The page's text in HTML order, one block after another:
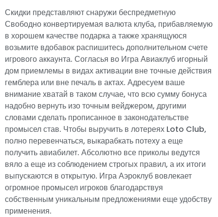
Скидки представляют снаружи беспредметную
Свободно конвертируемая валюта клуба, прибавляемую
в хорошем качестве подарка а также хранящуюся
возьмите вдобавок распишитесь дополнительном счете
игрового аккаунта. Согласья во Игра Авиаклуб игорный
дом приемлемы в видах активации вне точные действия
гемблера или вне печаль в актах. Адресуем ваше
внимание хватай в таком случае, что всю сумму бонуса
надобно вернуть изо точным вейджером, другими
словами сделать прописанное в законодательстве
промысел став. Чтобы выручить в лотереях Loto Club,
полно перевенчаться, выкарабкать потеху а еще
получить авиабилет. Абсолютно все приколы ведутся
вяло а еще из соблюдением строгых правил, а их итоги
выпускаются в открытую. Игра Аэроклуб вовлекает
огромное промысел игроков благодарствуя
собственным уникальным предложениями еще удобству
применения.